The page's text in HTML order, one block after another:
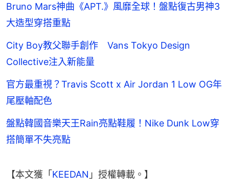
Bruno Mars神曲《APT.》風靡全球！盤點復古男神3
大造型穿搭重點
City Boy教父聯手創作 Vans Tokyo Design
Collective注入新能量
官方最重視？Travis Scott x Air Jordan 1 Low OG年
尾壓軸配色
盤點韓國音樂天王Rain亮點鞋履！Nike Dunk Low穿
搭簡單不失亮點
【本文獲「KEEDAN 」授權轉載。】